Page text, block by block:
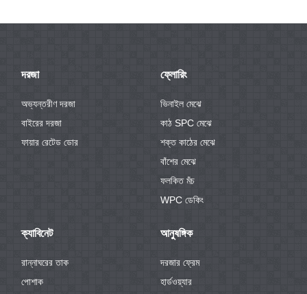
দরজা
অভ্যন্তরীণ দরজা
বাইরের দরজা
ফায়ার রেটেড ডোর
ফ্লোরিং
ভিনাইল মেঝে
কাঠ SPC মেঝে
শক্ত কাঠের মেঝে
বাঁশের মেঝে
ফলকিত মঁচ
WPC ডেকিং
ক্যাবিনেট
রান্নাঘরের তাক
পোশাক
আনুষঙ্গিক
দরজার ফ্রেম
হার্ডওয়্যার